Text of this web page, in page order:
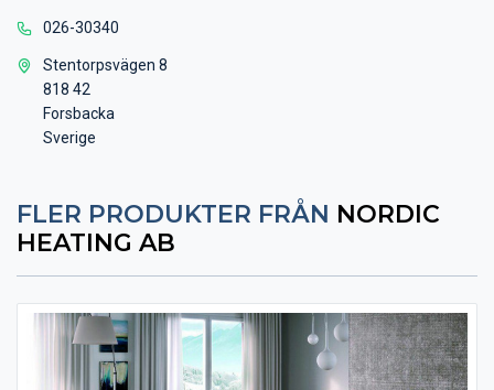
026-30340
Stentorpsvägen 8
818 42
Forsbacka
Sverige
FLER PRODUKTER FRÅN NORDIC
HEATING AB